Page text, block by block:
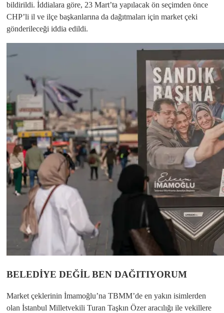
bildirildi. İddialara göre, 23 Mart’ta yapılacak ön seçimden önce
CHP’li il ve ilçe başkanlarına da dağıtmaları için market çeki
gönderileceği iddia edildi.
BELEDİYE DEĞİL BEN DAĞITIYORUM
Market çeklerinin İmamoğlu’na TBMM’de en yakın isimlerden
olan İstanbul Milletvekili Turan Taşkın Özer aracılığı ile vekillere